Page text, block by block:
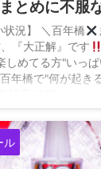
とめに不服
回抜いてる
ないでくだ
状況】 ＼百年橋
『大正解』です
しめてる方"いっ
年橋で"何が起き
ル